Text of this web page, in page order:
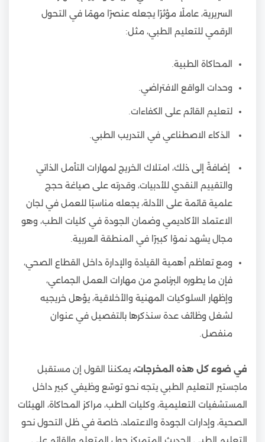
السريرية، عاملًا مؤثرًا يجعله عنصرًا مهمًا في التحول
الرقمي للتعليم الطبي، مثل:
المحاكاة الطبية.
وحدات الواقع الافتراضي.
لتعليم القائم على الكفاءات.
الذكاء الاصطناعي في التدريب الطبي.
إضافةً إلى ذلك، امتلاك الخريج لمهارات التأمل الذاتي
والتقييم النقدي للأدبيات، وقدرته على صياغة حجج
علمية قائمة على الأدلة، يجعله مناسبًا للعمل في لجان
الاعتماد الأكاديمي وضمان الجودة في كليات الطب، وهو
مجال يشهد نموًا كبيرًا في المنطقة العربية.
ومع تعاظم أهمية القيادة والإدارة داخل القطاع الصحي،
فإن ما يطوره البرنامج من مهارات العمل الجماعي،
وإظهار السلوكيات المهنية والأخلاقية، يؤهل خريجيه
لشغل وظائف عدة سنذكرها بالتفصيل في عنوان
منفصل.
في ضوء كل هذه المخرجات، يمكننا القول إن مستقبل
ماجستير التعليم الطبي يتجه نحو توسّع وظيفي كبير داخل
المستشفيات التعليمية، وكليات الطب، مراكز المحاكاة، الهيئات
الصحية، وإدارات الجودة والاعتماد، خاصة في ظل التحول نحو